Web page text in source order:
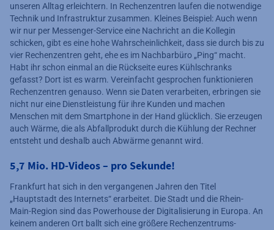
unseren Alltag erleichtern. In Rechenzentren laufen die notwendige
Technik und Infrastruktur zusammen. Kleines Beispiel: Auch wenn
wir nur per Messenger-Service eine Nachricht an die Kollegin
schicken, gibt es eine hohe Wahrscheinlichkeit, dass sie durch bis zu
vier Rechenzentren geht, ehe es im Nachbarbüro „Ping“ macht.
Habt ihr schon einmal an die Rückseite eures Kühlschranks
gefasst? Dort ist es warm. Vereinfacht gesprochen funktionieren
Rechenzentren genauso. Wenn sie Daten verarbeiten, erbringen sie
nicht nur eine Dienstleistung für ihre Kunden und machen
Menschen mit dem Smartphone in der Hand glücklich. Sie erzeugen
auch Wärme, die als Abfallprodukt durch die Kühlung der Rechner
entsteht und deshalb auch Abwärme genannt wird.
5,7 Mio. HD-Videos – pro Sekunde!
Frankfurt hat sich in den vergangenen Jahren den Titel
„Hauptstadt des Internets“ erarbeitet. Die Stadt und die Rhein-
Main-Region sind das Powerhouse der Digitalisierung in Europa. An
keinem anderen Ort ballt sich eine größere Rechenzentrums-